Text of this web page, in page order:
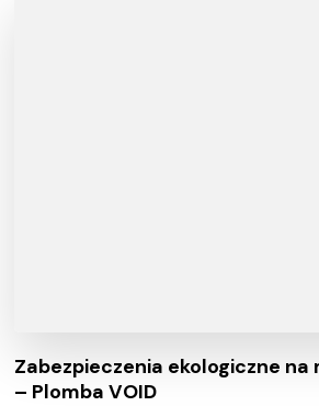
Zabezpieczenia ekologiczne na
– Plomba VOID